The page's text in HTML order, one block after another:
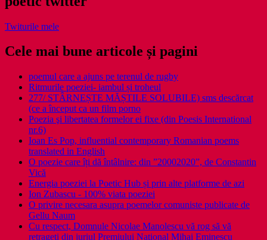
Twiturile mele
Cele mai bune articole și pagini
poemul care a ajuns pe terenul de rugby
Ritmurile poeziei- iambul și troheul
277/ STÂRNEȘTE MĂȘTILE SOLUBILE) sms descărcat
(ce a început ca un film porno
Poezia şi libertatea formelor ei fixe (din Poesis International
nr.6)
Ioan Es Pop, influential contemporary Romanian poems
translated in English
O poezie care îți dă întâlnire: din ”20002020”, de Constantin
Vică
Energia poeziei la Poetic Hub și prin alte platforme de azi
Ion Zubascu - 100% viata poeziei
O privire necesara asupra poemelor comuniste publicate de
Gellu Naum
Cu respect, Domnule Nicolae Manolescu vă rog să vă
retrageţi din juriul Premiului Naţional Mihai Eminescu